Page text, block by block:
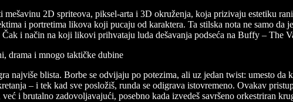
2D spriteova, piksel-arta i 3D okruženja, koja prizivaju estetiku
i portretima likova koji pucaju od karaktera. Ta stilska nota ne samo
i način na koji likovi prihvataju luda dešavanja podseća na Buffy – The
najviše blista. Borbe se odvijaju po potezima, ali uz jedan twist: umesto
– i tek kad sve posložiš, runda se odigrava istovremeno. Ovakav
i brutalno zadovoljavajući, posebno kada izvedeš savršeno orkestriran